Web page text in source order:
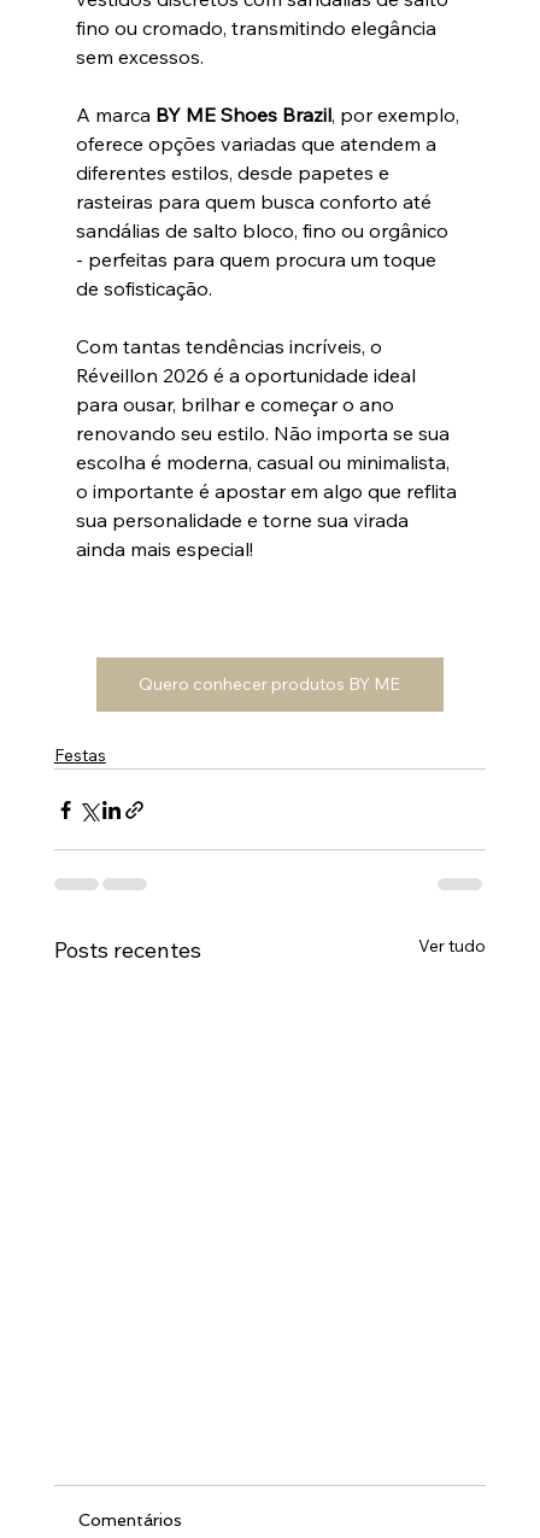
fino ou cromado, transmitindo elegância
sem excessos.
A marca BY ME Shoes Brazil, por exemplo,
oferece opções variadas que atendem a
diferentes estilos, desde papetes e
rasteiras para quem busca conforto até
sandálias de salto bloco, fino ou orgânico
- perfeitas para quem procura um toque
de sofisticação.
Com tantas tendências incríveis, o
Réveillon 2026 é a oportunidade ideal
para ousar, brilhar e começar o ano
renovando seu estilo. Não importa se sua
escolha é moderna, casual ou minimalista,
o importante é apostar em algo que reflita
sua personalidade e torne sua virada
ainda mais especial!
Quero conhecer produtos BY ME
Festas
Posts recentes Ver tudo
Comentários